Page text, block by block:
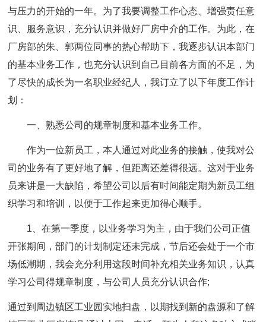
与压力的开始的一年。为了我要调整工作心态、增强责任意
识、服务意识，充分认识并做好厂房中介的工作。为此，在
厂房部的朱、郭两位同事的热心帮助下，我逐步认识本部门
的基本业务工作，也充分认识到自己目前各方面的不足，为
了尽快的成长为一名职业经纪人，我订立了以下年度工作计
划：
一、熟悉公司的规章制度和基本业务工作。
作为一位新员工，本人通过对此业务的接触，使我对公
司的业务有了更好地了解，但距离还差得很远。这对于业务
员来讲是一大缺陷，希望公司以后有时间能定期为新员工组
织学习和培训，以便于工作起来更加得心顺手。
1、在第一季度，以业务学习为主，由于我们公司正值
开张期间，部门的计划制定还未完成，节后还会处于一个市
场低潮期，我会充分利用这段时间补充相关业务知识，认真
学习公司得规章制度，与公司人员充分认识合作;
通过到周边镇区工业园实地扫盘，以期找到新的盘源和了解